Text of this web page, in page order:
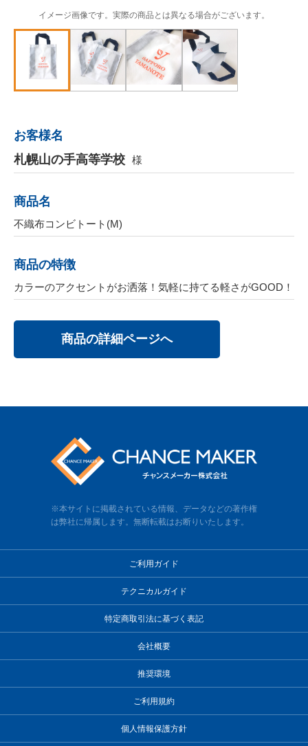
イメージ画像です。実際の商品とは異なる場合がございます。
お客様名
札幌山の手高等学校 様
商品名
不織布コンビトート(M)
商品の特徴
カラーのアクセントがお洒落！気軽に持てる軽さがGOOD！
商品の詳細ページへ
※本サイトに掲載されている情報、データなどの著作権
は弊社に帰属します。無断転載はお断りいたします。
ご利用ガイド
テクニカルガイド
特定商取引法に基づく表記
会社概要
推奨環境
ご利用規約
個人情報保護方針